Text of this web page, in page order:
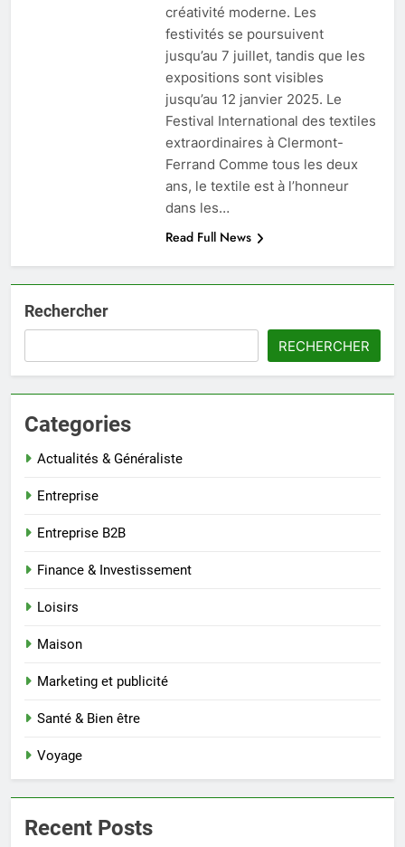
créativité moderne. Les
festivités se poursuivent
jusqu’au 7 juillet, tandis que les
expositions sont visibles
jusqu’au 12 janvier 2025. Le
Festival International des textiles
extraordinaires à Clermont-
Ferrand Comme tous les deux
ans, le textile est à l’honneur
dans les…
Read Full News
Rechercher
RECHERCHER
Categories
Actualités & Généraliste
Entreprise
Entreprise B2B
Finance & Investissement
Loisirs
Maison
Marketing et publicité
Santé & Bien être
Voyage
Recent Posts